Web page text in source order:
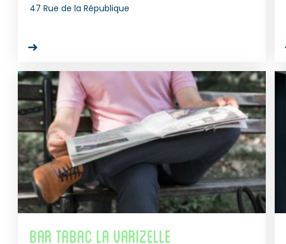
47 Rue de la République
Bar Tabac La Varizelle